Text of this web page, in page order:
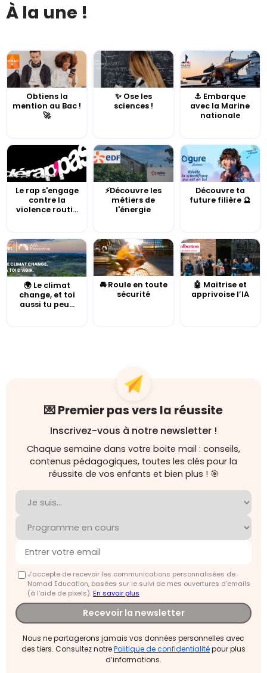
À la une !
Obtiens la
mention au Bac !
🚀
✨ Ose les
sciences !
⚓️ Embarque
avec la Marine
nationale
Le rap s'engage
contre la
violence routi...
⚡Découvre les
métiers de
l'énergie
Découvre ta
future filière 🔮
🌍 Le climat
change, et toi
aussi tu peu...
🚘 Roule en toute
sécurité
🤖 Maitrise et
apprivoise l’IA
💌 Premier pas vers la réussite
Inscrivez-vous à notre newsletter !
Chaque semaine dans votre boite mail : conseils,
contenus pédagogiques, toutes les clés pour la
réussite de vos enfants et bien plus ! 🎯
J'accepte de recevoir les communications personnalisées de
Nomad Education, basées sur le suivi de mes ouvertures d'emails
(à l’aide de pixels).En savoir plus
Recevoir la newsletter
Nous ne partagerons jamais vos données personnelles avec
des tiers. Consultez notrePolitique de confidentialitépour plus
d’informations.